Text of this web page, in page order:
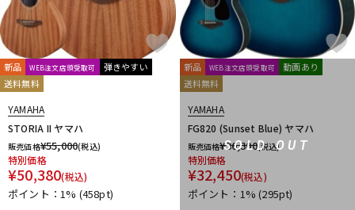
新品 WEB注文店頭受取可
弾きやすい
送料無料
YAMAHA
STORIA II ヤマハ
販売価格¥55,000(税込)
特別価格
¥50,380(税込)
ポイント：1% (458pt)
SOLD OUT
新品 WEB注文店頭受取可
動画あり
送料無料
YAMAHA
FG820 (Sunset Blue) ヤマハ
販売価格¥36,300(税込)
特別価格
¥32,450(税込)
ポイント：1%(295pt)